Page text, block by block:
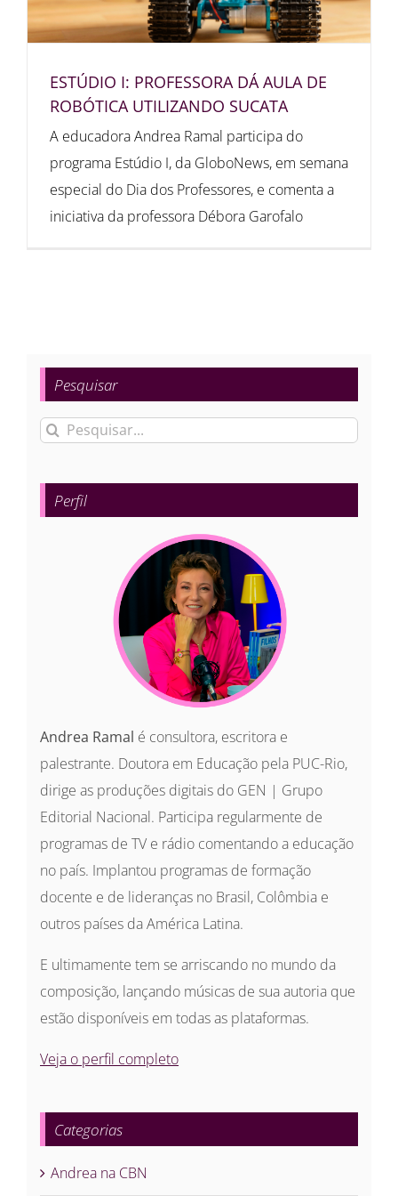
ESTÚDIO I: PROFESSORA DÁ AULA DE
ROBÓTICA UTILIZANDO SUCATA
A educadora Andrea Ramal participa do
programa Estúdio I, da GloboNews, em semana
especial do Dia dos Professores, e comenta a
iniciativa da professora Débora Garofalo
Pesquisar
Buscar
para:
Perfil
Andrea Ramal é consultora, escritora e
palestrante. Doutora em Educação pela PUC-Rio,
dirige as produções digitais do GEN | Grupo
Editorial Nacional. Participa regularmente de
programas de TV e rádio comentando a educação
no país. Implantou programas de formação
docente e de lideranças no Brasil, Colômbia e
outros países da América Latina.
E ultimamente tem se arriscando no mundo da
composição, lançando músicas de sua autoria que
estão disponíveis em todas as plataformas.
Veja o perfil completo
Categorias
Andrea na CBN